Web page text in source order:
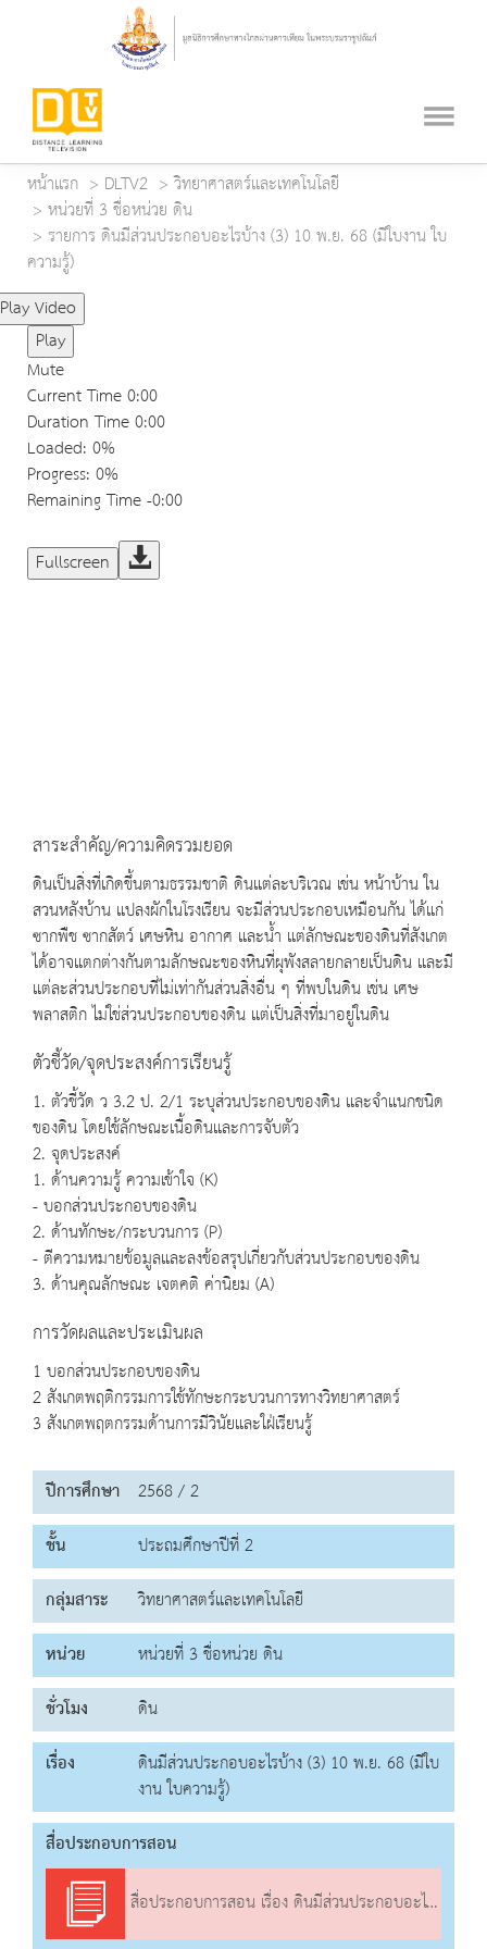
หน้าแรก DLTV2
วิทยาศาสตร์และเทคโนโลยี
หน่วยที่ 3 ชื่อหน่วย ดิน
รายการ ดินมีส่วนประกอบอะไรบ้าง (3) 10 พ.ย. 68 (มีใบงาน ใบ
ความรู้)
Play Video
Play
Mute
Current Time0:00
Duration Time0:00
Loaded: 0%
Progress: 0%
Remaining Time-0:00
Fullscreen
สาระสำคัญ/ความคิดรวมยอด
ดินเป็นสิ่งที่เกิดขึ้นตามธรรมชาติ ดินแต่ละบริเวณ เช่น หน้าบ้าน ใน
สวนหลังบ้าน แปลงผักในโรงเรียน จะมีส่วนประกอบเหมือนกัน ได้แก่
ซากพืช ซากสัตว์ เศษหิน อากาศ และน้ำ แต่ลักษณะของดินที่สังเกต
ได้อาจแตกต่างกันตามลักษณะของหินที่ผุพังสลายกลายเป็นดิน และมี
แต่ละส่วนประกอบที่ไม่เท่ากันส่วนสิ่งอื่น ๆ ที่พบในดิน เช่น เศษ
พลาสติก ไม่ใช่ส่วนประกอบของดิน แต่เป็นสิ่งที่มาอยู่ในดิน
ตัวชี้วัด/จุดประสงค์การเรียนรู้
1. ตัวชี้วัด ว 3.2 ป. 2/1 ระบุส่วนประกอบของดิน และจำแนกชนิด
ของดิน โดยใช้ลักษณะเนื้อดินและการจับตัว
2. จุดประสงค์
1. ด้านความรู้ ความเข้าใจ (K)
- บอกส่วนประกอบของดิน
2. ด้านทักษะ/กระบวนการ (P)
- ตีความหมายข้อมูลและลงข้อสรุปเกี่ยวกับส่วนประกอบของดิน
3. ด้านคุณลักษณะ เจตคติ ค่านิยม (A)
การวัดผลและประเมินผล
1 บอกส่วนประกอบของดิน
2 สังเกตพฤติกรรมการใช้ทักษะกระบวนการทางวิทยาศาสตร์
3 สังเกตพฤตกรรมด้านการมีวินัยและใฝ่เรียนรู้
ปีการศึกษา 2568 / 2
ชั้น
ประถมศึกษาปีที่ 2
กลุ่มสาระ
วิทยาศาสตร์และเทคโนโลยี
หน่วย
หน่วยที่ 3 ชื่อหน่วย ดิน
ชั่วโมง
ดิน
เรื่อง
ดินมีส่วนประกอบอะไรบ้าง (3) 10 พ.ย. 68 (มีใบ
งาน ใบความรู้)
สื่อประกอบการสอน
สื่อประกอบการสอน เรื่อง ดินมีส่วนประกอบอะไรบ้าง (3)